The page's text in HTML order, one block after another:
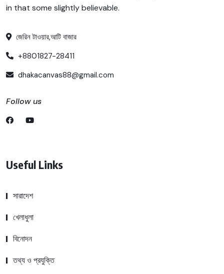
in that some slightly believable.
জেরিন টাওয়ার,আটি বাজার
+8801827-28411
dhakacanvas88@gmail.com
Follow us
Useful Links
সারাদেশ
খেলাধুলা
বিনোদন
তথ্য ও প্রযুক্তি